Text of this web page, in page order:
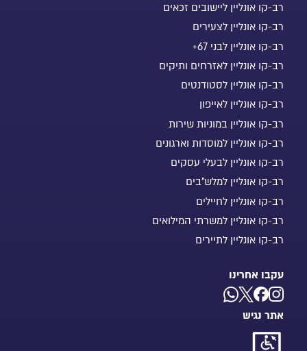
רב-קו אונליין ליישובים זכאים
רב-קו אונליין לצעירים
רב-קו אונליין לבני 67+
רב-קו אונליין לאזרחים ותיקים
רב-קו אונליין לסטודנטים
רב-קו אונליין לאייפון
רב-קו אונליין במוניות שירות
רב-קו אונליין למוסדות וארגונים
רב-קו אונליין לבעלי עסקים
רב-קו אונליין למלש"בים
רב-קו אונליין לחיילים
רב-קו אונליין למשרתי המילואים
רב-קו אונליין לתיירים
עקבו אחרינו
אתר נגיש